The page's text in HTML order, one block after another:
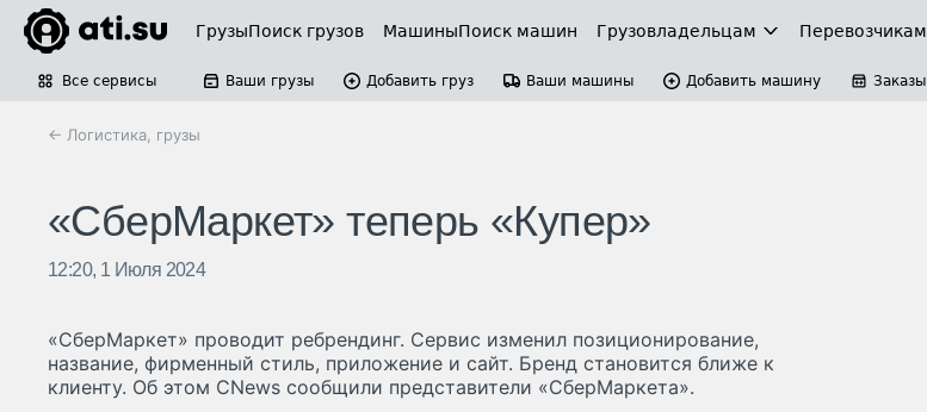
ГрузыПоиск грузов МашиныПоиск машин Грузовладельцам Перевозчикам
Все сервисы Ваши грузы Добавить груз Ваши машины Добавить машину Заказы
← Логистика, грузы
«СберМаркет» теперь «Купер»
12:20, 1 Июля 2024
«СберМаркет» проводит ребрендинг. Сервис изменил позиционирование,
название, фирменный стиль, приложение и сайт. Бренд становится ближе к
клиенту. Об этом CNews сообщили представители «СберМаркета».